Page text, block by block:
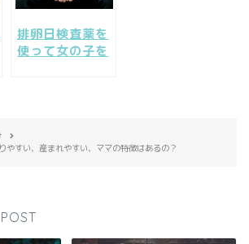
排卵日検査薬を
使って女の子を
やすい、産まれやすい、ママの特徴はあるの？